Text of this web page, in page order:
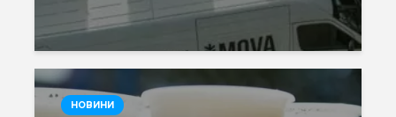
НОВИНИ